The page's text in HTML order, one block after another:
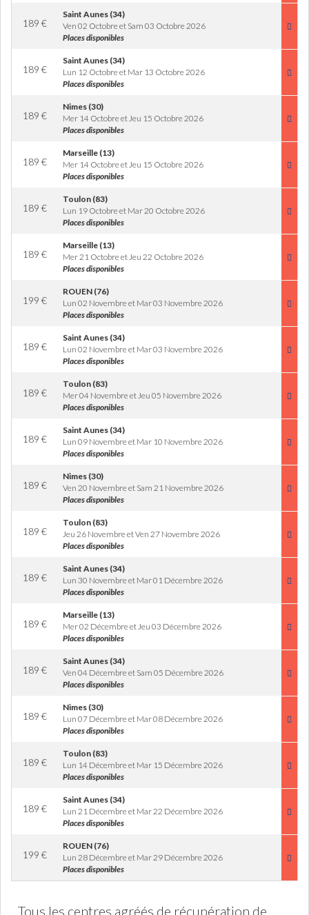
189 €
Saint Aunes (34)
Ven 02 Octobre et Sam 03 Octobre 2026
Places disponibles
189 €
Saint Aunes (34)
Lun 12 Octobre et Mar 13 Octobre 2026
Places disponibles
189 €
Nimes (30)
Mer 14 Octobre et Jeu 15 Octobre 2026
Places disponibles
189 €
Marseille (13)
Mer 14 Octobre et Jeu 15 Octobre 2026
Places disponibles
189 €
Toulon (83)
Lun 19 Octobre et Mar 20 Octobre 2026
Places disponibles
189 €
Marseille (13)
Mer 21 Octobre et Jeu 22 Octobre 2026
Places disponibles
199 €
ROUEN (76)
Lun 02 Novembre et Mar 03 Novembre 2026
Places disponibles
189 €
Saint Aunes (34)
Lun 02 Novembre et Mar 03 Novembre 2026
Places disponibles
189 €
Toulon (83)
Mer 04 Novembre et Jeu 05 Novembre 2026
Places disponibles
189 €
Saint Aunes (34)
Lun 09 Novembre et Mar 10 Novembre 2026
Places disponibles
189 €
Nimes (30)
Ven 20 Novembre et Sam 21 Novembre 2026
Places disponibles
189 €
Toulon (83)
Jeu 26 Novembre et Ven 27 Novembre 2026
Places disponibles
189 €
Saint Aunes (34)
Lun 30 Novembre et Mar 01 Décembre 2026
Places disponibles
189 €
Marseille (13)
Mer 02 Décembre et Jeu 03 Décembre 2026
Places disponibles
189 €
Saint Aunes (34)
Ven 04 Décembre et Sam 05 Décembre 2026
Places disponibles
189 €
Nimes (30)
Lun 07 Décembre et Mar 08 Décembre 2026
Places disponibles
189 €
Toulon (83)
Lun 14 Décembre et Mar 15 Décembre 2026
Places disponibles
189 €
Saint Aunes (34)
Lun 21 Décembre et Mar 22 Décembre 2026
Places disponibles
199 €
ROUEN (76)
Lun 28 Décembre et Mar 29 Décembre 2026
Places disponibles
Tous les centres agréés de récupération de